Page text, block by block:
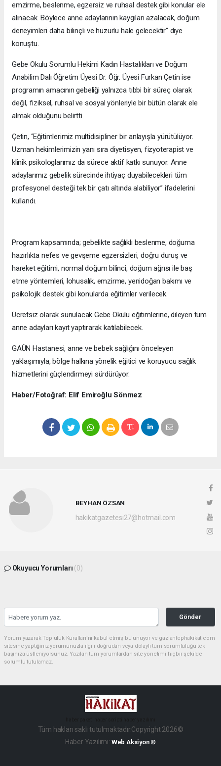
emzirme, beslenme, egzersiz ve ruhsal destek gibi konular ele
alınacak. Böylece anne adaylarının kaygıları azalacak, doğum
deneyimleri daha bilinçli ve huzurlu hale gelecektir” diye
konuştu.
Gebe Okulu Sorumlu Hekimi Kadın Hastalıkları ve Doğum
Anabilim Dalı Öğretim Üyesi Dr. Öğr. Üyesi Furkan Çetin ise
programın amacının gebeliği yalnızca tıbbi bir süreç olarak
değil, fiziksel, ruhsal ve sosyal yönleriyle bir bütün olarak ele
almak olduğunu belirtti.
Çetin, “Eğitimlerimiz multidisipliner bir anlayışla yürütülüyor.
Uzman hekimlerimizin yanı sıra diyetisyen, fizyoterapist ve
klinik psikologlarımız da sürece aktif katkı sunuyor. Anne
adaylarımız gebelik sürecinde ihtiyaç duyabilecekleri tüm
profesyonel desteği tek bir çatı altında alabiliyor” ifadelerini
kullandı.
Program kapsamında; gebelikte sağlıklı beslenme, doğuma
hazırlıkta nefes ve gevşeme egzersizleri, doğru duruş ve
hareket eğitimi, normal doğum bilinci, doğum ağrısı ile baş
etme yöntemleri, lohusalık, emzirme, yenidoğan bakımı ve
psikolojik destek gibi konularda eğitimler verilecek.
Ücretsiz olarak sunulacak Gebe Okulu eğitimlerine, dileyen tüm
anne adayları kayıt yaptırarak katılabilecek.
GAÜN Hastanesi, anne ve bebek sağlığını önceleyen
yaklaşımıyla, bölge halkına yönelik eğitici ve koruyucu sağlık
hizmetlerini güçlendirmeyi sürdürüyor.
Haber/Fotoğraf: Elif Emiroğlu Sönmez
BEYHAN ÖZSAN
hakikatgazetesi27@hotmail.com
Okuyucu Yorumları (0)
Gönder
Yorum yazarak Topluluk Kuralları’nı kabul etmiş bulunuyor ve gaziantephakikat.com
sitesine yaptığınız yorumunuzla ilgili doğrudan veya dolaylı tüm sorumluluğu tek
başınıza üstleniyorsunuz. Yazılan tüm yorumlardan site yönetimi hiçbir şekilde
sorumlu tutulamaz.
Tüm hakları saklı tutulmaktadır.Copyright 2026©
Haber Yazılımı: Web Aksiyon ®